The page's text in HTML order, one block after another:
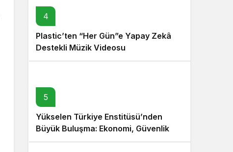
4
Plastic’ten “Her Gün”e Yapay Zekâ
Destekli Müzik Videosu
5
Yükselen Türkiye Enstitüsü’nden
Büyük Buluşma: Ekonomi, Güvenlik
Politikaları ve Hukuk Konferansı